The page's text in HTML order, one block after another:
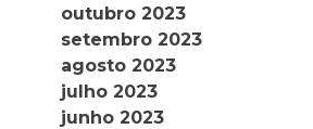
outubro 2023
setembro 2023
agosto 2023
julho 2023
junho 2023